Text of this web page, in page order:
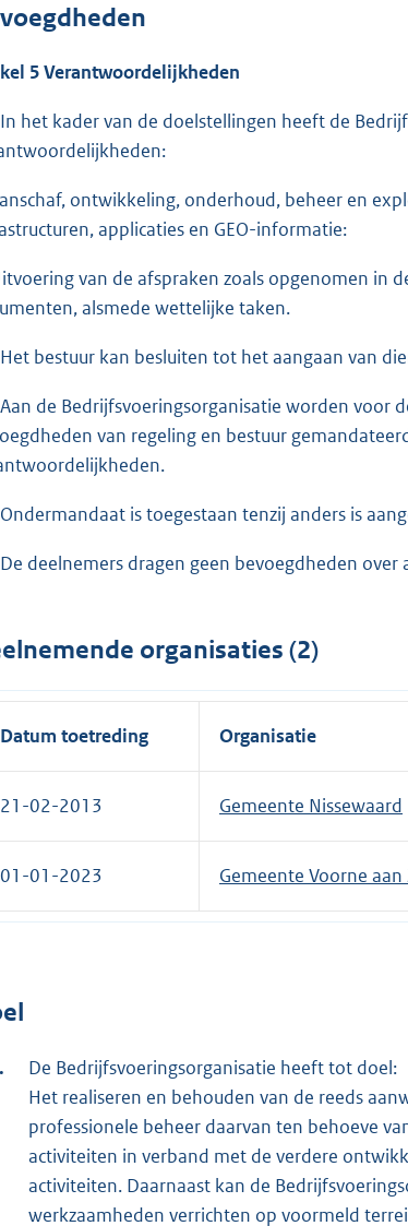
5 Verantwoordelijkheden
het kader van de doelstellingen heeft de
ontwikkeling, onderhoud, beheer en
applicaties en GEO-informatie:
van de afspraken zoals opgenomen in
alsmede wettelijke taken.
bestuur kan besluiten tot het aangaan van
de Bedrijfsvoeringsorganisatie worden voor
van regeling en bestuur
is toegestaan tenzij anders is
deelnemers dragen geen bevoegdheden
organisaties (2)
Datum toetreding Organisatie
21-02-2013 Gemeente Nissewaard
01-01-2023 Gemeente Voorne aan
De Bedrijfsvoeringsorganisatie heeft tot doel:
Het realiseren en behouden van de reeds
professionele beheer daarvan ten behoeve
activiteiten in verband met de verdere
activiteiten. Daarnaast kan de
werkzaamheden verrichten op voormeld